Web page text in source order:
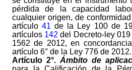
pérdida de la capacidad
cualquier origen, de
artículo41 de la Ley 100 de
artículos 142 del Decreto-ley
1562 de 2012, en
artículo 6° de la Ley 776 de 2012.
Artículo 2°. Ámbito de